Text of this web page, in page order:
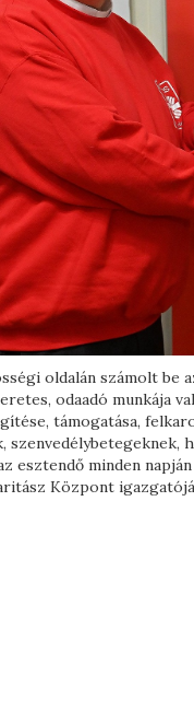
oldalán számolt be
odaadó munkája
támogatása,
szenvedélybetegeknek,
esztendő minden
Központ